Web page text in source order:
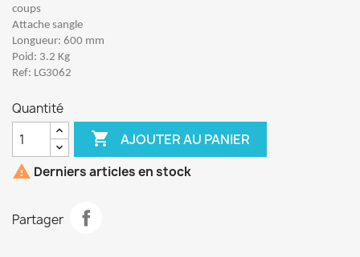
coups
Attache sangle
Longueur: 600 mm
Poid: 3.2 Kg
Ref: LG3062
Quantité
 AJOUTER AU PANIER
 Derniers articles en stock
Partager